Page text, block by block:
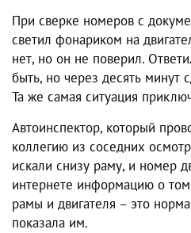
При сверке номеров с
светил фонариком на
нет, но он не поверил.
быть, но через десять минут
Та же самая ситуация
Автоинспектор, который
коллегию из соседних
искали снизу раму, и номер
интернете информацию о
рамы и двигателя – это
показала им.